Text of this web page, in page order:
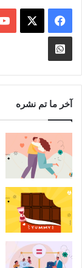
فيسبوك
Whatsapp
Channel
آخر ما تم نشره